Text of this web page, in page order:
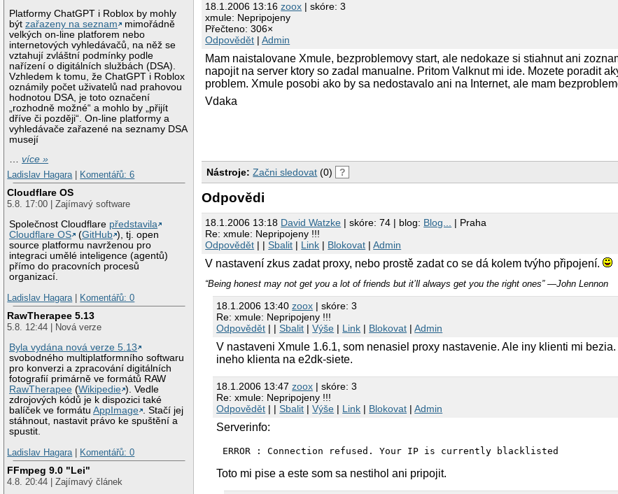
Platformy ChatGPT i Roblox by mohly
býtzařazeny na seznam
mimořádně
velkých on-line platforem nebo
internetových vyhledávačů, na něž se
vztahují zvláštní podmínky podle
nařízení o digitálních službách (DSA).
Vzhledem k tomu, že ChatGPT i Roblox
oznámily počet uživatelů nad prahovou
hodnotou DSA, je toto označení
„rozhodně možné“ a mohlo by „přijít
dříve či později“. On-line platformy a
vyhledávače zařazené na seznamy DSA
musejí
…více »
Ladislav Hagara
Komentářů: 6
Cloudflare OS
5.8. 17:00 | Zajímavý software
Společnost Cloudflare představila
Cloudflare OS
(GitHub ), tj. open
source platformu navrženou pro
integraci umělé inteligence (agentů)
přímo do pracovních procesů
organizací.
Ladislav Hagara
Komentářů: 0
RawTherapee 5.13
5.8. 12:44 | Nová verze
Byla vydána nová verze 5.13
svobodného multiplatformního softwaru
pro konverzi a zpracování digitálních
fotografií primárně ve formátů RAW
RawTherapee (Wikipedie ). Vedle
zdrojových kódů je k dispozici také
balíček ve formátuAppImage . Stačí jej
stáhnout, nastavit právo ke spuštění a
spustit.
Ladislav Hagara
Komentářů: 0
FFmpeg 9.0 "Lei"
4.8. 20:44 | Zajímavý článek
18.1.2006 13:16zoox | skóre: 3
xmule: Nepripojeny
Přečteno: 306×
Odpovědět |Admin
Mam naistalovane Xmule, bezproblemovy start, ale nedokaze si stiahnut ani
napojit na server ktory so zadal manualne. Pritom Valknut mi ide. Mozete poradit
problem. Xmule posobi ako by sa nedostavalo ani na Internet, ale mam
Vdaka
Nástroje: Začni sledovat (0) ?
Odpovědi
18.1.2006 13:18 David Watzke | skóre: 74 | blog: Blog...
| Praha
Re: xmule: Nepripojeny !!!
Odpovědět | |Sbalit | Link | Blokovat |Admin
V nastavení zkus zadat proxy, nebo prostě zadat co se dá kolem tvýho připojení.
“Being honest may not get you a lot of friends but it’ll always get you the right ones” ―John Lennon
18.1.2006 13:40zoox | skóre: 3
Re: xmule: Nepripojeny !!!
Odpovědět | |Sbalit |Výše | Link | Blokovat |Admin
V nastaveni Xmule 1.6.1, som nenasiel proxy nastavenie. Ale iny klienti mi
ineho klienta na e2dk-siete.
18.1.2006 13:47zoox | skóre: 3
Re: xmule: Nepripojeny !!!
Odpovědět | |Sbalit |Výše | Link | Blokovat |Admin
Serverinfo:
ERROR : Connection refused. Your IP is currently blacklisted
Toto mi pise a este som sa nestihol ani pripojit.